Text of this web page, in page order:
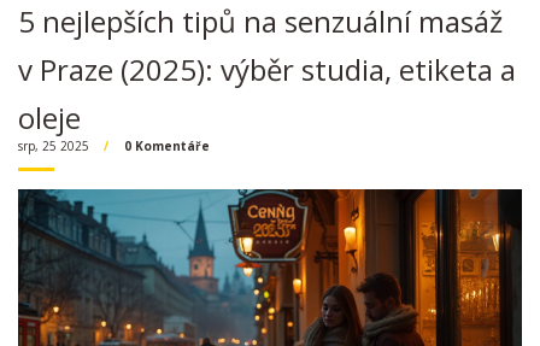
5 nejlepších tipů na senzuální masáž
v Praze (2025): výběr studia, etiketa a
oleje
srp, 25 2025 0 Komentáře